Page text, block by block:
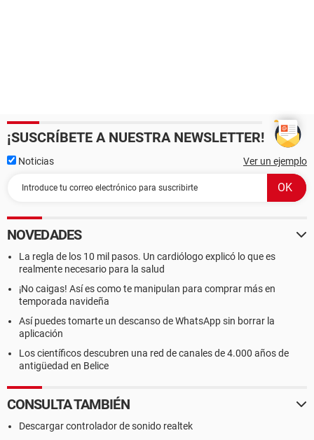
¡SUSCRÍBETE A NUESTRA NEWSLETTER!
Noticias Ver un ejemplo
NOVEDADES
La regla de los 10 mil pasos. Un cardiólogo explicó lo que es
realmente necesario para la salud
¡No caigas! Así es como te manipulan para comprar más en
temporada navideña
Así puedes tomarte un descanso de WhatsApp sin borrar la
aplicación
Los científicos descubren una red de canales de 4.000 años de
antigüedad en Belice
CONSULTA TAMBIÉN
Descargar controlador de sonido realtek